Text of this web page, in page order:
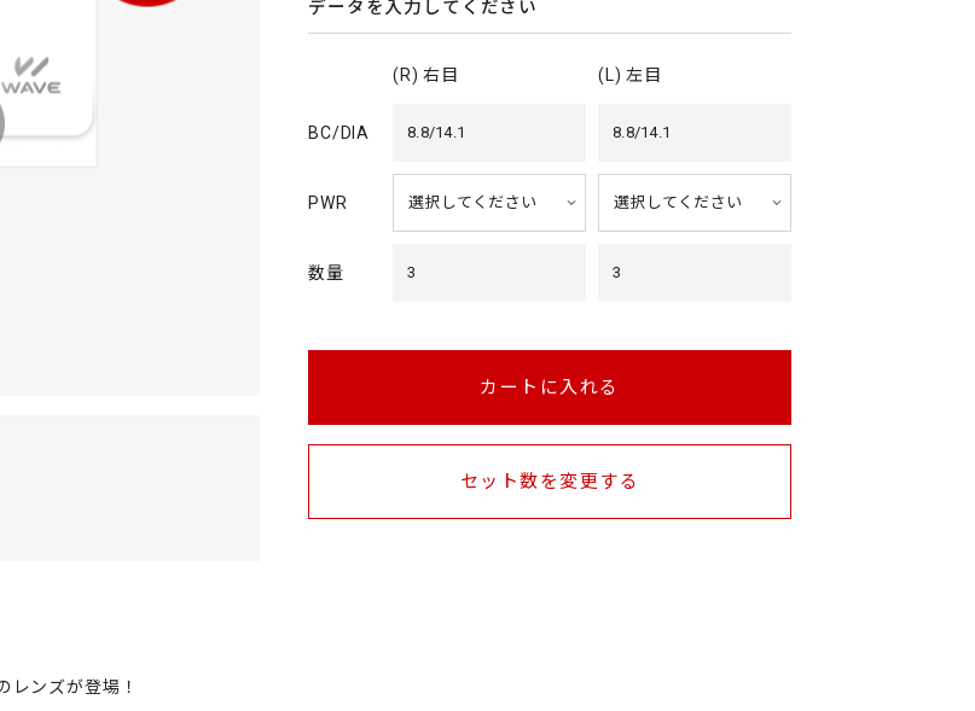
レンズが登場！
r
r
t
i
データを入力してください
(R) 右目 (L) 左目
BC/DIA 8.8/14.1 8.8/14.1
PWR
数量 3 3
カートに入れる
セット数を変更する